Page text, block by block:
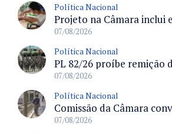
Política Nacional
07/08/2026
Política Nacional
07/08/2026
Política Nacional
07/08/2026